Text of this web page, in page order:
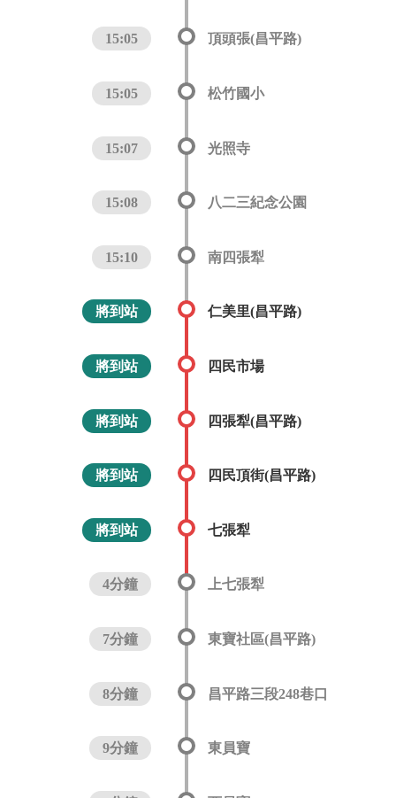
15:05 頂頭張(昌平路)
15:05 松竹國小
15:07 光照寺
15:08 八二三紀念公園
15:10 南四張犁
將到站 仁美里(昌平路)
將到站 四民市場
將到站 四張犁(昌平路)
將到站 四民頂街(昌平路)
將到站 七張犁
4分鐘 上七張犁
7分鐘 東寶社區(昌平路)
8分鐘 昌平路三段248巷口
9分鐘 東員寶